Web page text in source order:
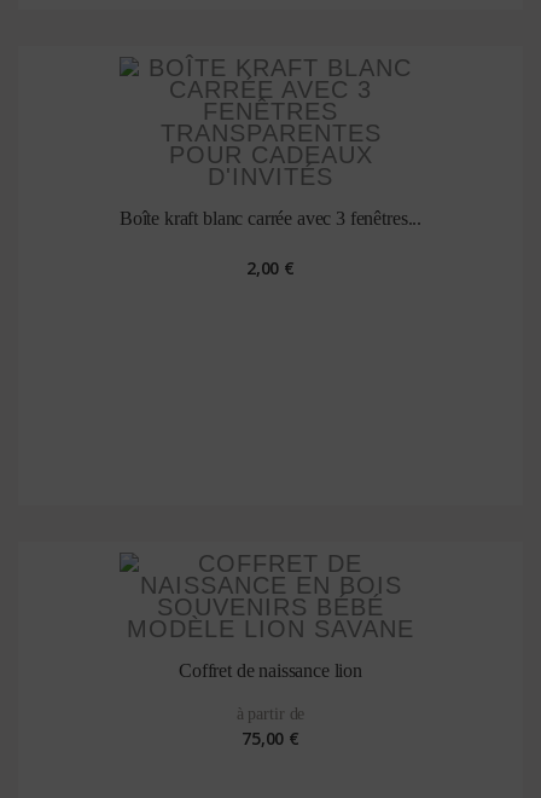
Boîte kraft blanc carrée avec 3 fenêtres...
2,00 €
Coffret de naissance lion
à partir de
75,00 €